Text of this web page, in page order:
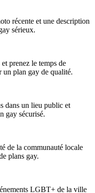
récente et une description
sérieux.
prenez le temps de
un plan gay de qualité.
dans un lieu public et
gay sécurisé.
de la communauté locale
plans gay.
LGBT+ de la ville